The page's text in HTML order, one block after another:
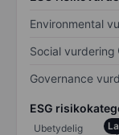
Environmental
Social vurdering
Governance
ESG
Ubetydelig